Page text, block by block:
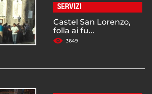
SERVIZI
Castel San Lorenzo,
folla ai fu...
3649